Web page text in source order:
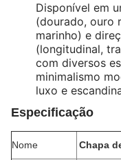
Disponível em
(dourado, ouro
marinho) e
(longitudinal,
com diversos
minimalismo
luxo e
Especificação
Nome
Chapa